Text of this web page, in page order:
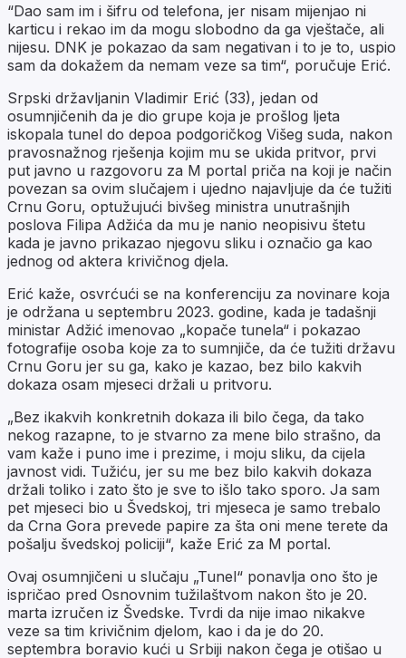
“Dao sam im i šifru od telefona, jer nisam mijenjao ni
karticu i rekao im da mogu slobodno da ga vještače, ali
nijesu. DNK je pokazao da sam negativan i to je to, uspio
sam da dokažem da nemam veze sa tim“, poručuje Erić.
Srpski državljanin Vladimir Erić (33), jedan od
osumnjičenih da je dio grupe koja je prošlog ljeta
iskopala tunel do depoa podgoričkog Višeg suda, nakon
pravosnažnog rješenja kojim mu se ukida pritvor, prvi
put javno u razgovoru za M portal priča na koji je način
povezan sa ovim slučajem i ujedno najavljuje da će tužiti
Crnu Goru, optužujući bivšeg ministra unutrašnjih
poslova Filipa Adžića da mu je nanio neopisivu štetu
kada je javno prikazao njegovu sliku i označio ga kao
jednog od aktera krivičnog djela.
Erić kaže, osvrćući se na konferenciju za novinare koja
je održana u septembru 2023. godine, kada je tadašnji
ministar Adžić imenovao „kopače tunela“ i pokazao
fotografije osoba koje za to sumnjiče, da će tužiti državu
Crnu Goru jer su ga, kako je kazao, bez bilo kakvih
dokaza osam mjeseci držali u pritvoru.
„Bez ikakvih konkretnih dokaza ili bilo čega, da tako
nekog razapne, to je stvarno za mene bilo strašno, da
vam kaže i puno ime i prezime, i moju sliku, da cijela
javnost vidi. Tužiću, jer su me bez bilo kakvih dokaza
držali toliko i zato što je sve to išlo tako sporo. Ja sam
pet mjeseci bio u Švedskoj, tri mjeseca je samo trebalo
da Crna Gora prevede papire za šta oni mene terete da
pošalju švedskoj policiji“, kaže Erić za M portal.
Ovaj osumnjičeni u slučaju „Tunel“ ponavlja ono što je
ispričao pred Osnovnim tužilaštvom nakon što je 20.
marta izručen iz Švedske. Tvrdi da nije imao nikakve
veze sa tim krivičnim djelom, kao i da je do 20.
septembra boravio kući u Srbiji nakon čega je otišao u